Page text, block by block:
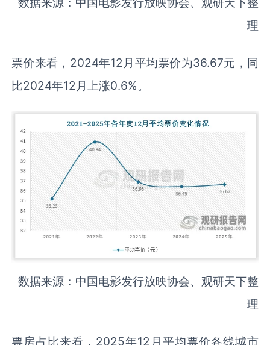
理
票价来看，2024年12月平均票价为36.67元，同
比2024年12月上涨0.6%。
数据来源：中国电影发行放映协会、观研天下整
理
票房占比来看，2025年12月平均票价各线城市